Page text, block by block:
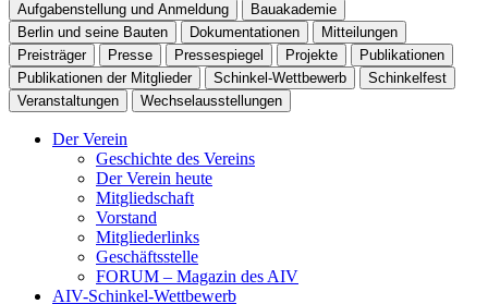
Aufgabenstellung und Anmeldung
Bauakademie
Berlin und seine Bauten
Dokumentationen
Mitteilungen
Preisträger
Presse Pressespiegel Projekte
Publikationen
Publikationen der Mitglieder
Schinkel-Wettbewerb
Schinkelfest
Veranstaltungen
Wechselausstellungen
Der Verein
Geschichte des Vereins
Der Verein heute
Mitgliedschaft
Vorstand
Mitgliederlinks
Geschäftsstelle
FORUM – Magazin des AIV
AIV-Schinkel-Wettbewerb